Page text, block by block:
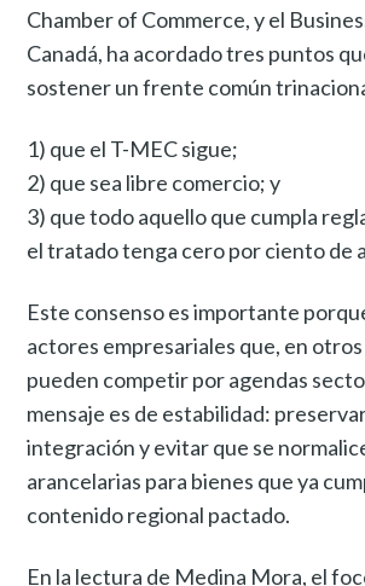
Chamber of Commerce, y el
Canadá, ha acordado tres puntos
sostener un frente común
1) que el T-MEC sigue;
2) que sea libre comercio; y
3) que todo aquello que cumpla
el tratado tenga cero por ciento de
Este consenso es importante
actores empresariales que, en
pueden competir por agendas
mensaje es de estabilidad:
integración y evitar que se
arancelarias para bienes que ya
contenido regional pactado.
En la lectura de Medina Mora, el